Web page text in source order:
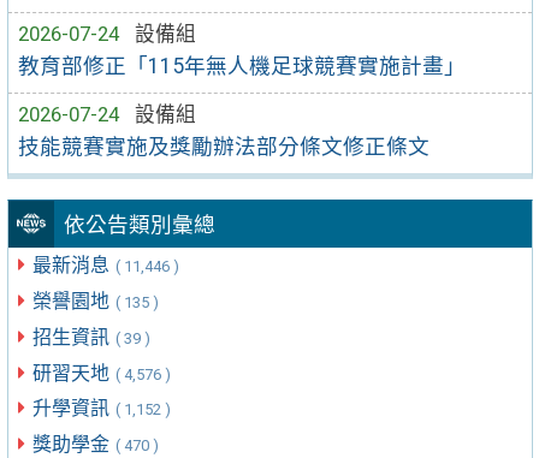
2026-07-24
設備組
教育部修正「115年無人機足球競賽實施計畫」
2026-07-24
設備組
技能競賽實施及獎勵辦法部分條文修正條文
依公告類別彙總
最新消息 ( 11,446 )
榮譽園地 ( 135 )
招生資訊 ( 39 )
研習天地 ( 4,576 )
升學資訊 ( 1,152 )
獎助學金 ( 470 )